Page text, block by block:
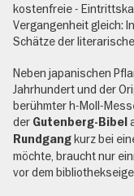
kostenfreie -
Vergangenheit gleich:
Schätze der
Neben japanischen
Jahrhundert und der
berühmter h-Moll-
der Gutenberg-Bibel
Rundgangkurz bei
möchte, braucht nur
vor dem